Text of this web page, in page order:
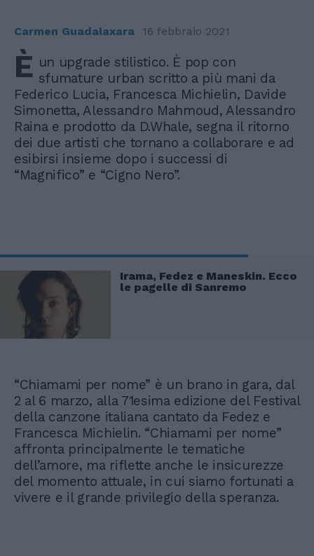
Carmen Guadalaxara 16 febbraio 2021
È un upgrade stilistico. È pop con
sfumature urban scritto a più mani da
Federico Lucia, Francesca Michielin, Davide
Simonetta, Alessandro Mahmoud, Alessandro
Raina e prodotto da D.Whale, segna il ritorno
dei due artisti che tornano a collaborare e ad
esibirsi insieme dopo i successi di
“Magnifico” e “Cigno Nero”.
Irama, Fedez e Maneskin. Ecco
le pagelle di Sanremo
“Chiamami per nome” è un brano in gara, dal
2 al 6 marzo, alla 71esima edizione del Festival
della canzone italiana cantato da Fedez e
Francesca Michielin. “Chiamami per nome”
affronta principalmente le tematiche
dell’amore, ma riflette anche le insicurezze
del momento attuale, in cui siamo fortunati a
vivere e il grande privilegio della speranza.